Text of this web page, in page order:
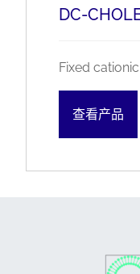
DC-
Fixed
查看产品